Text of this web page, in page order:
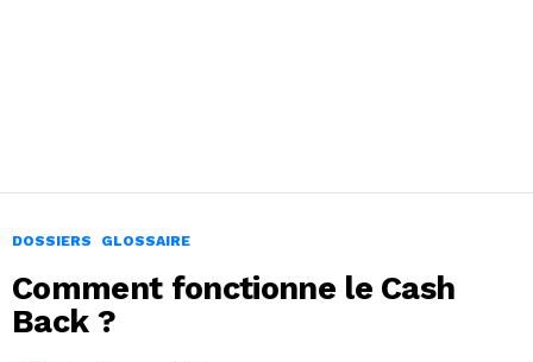
DOSSIERS GLOSSAIRE
Comment fonctionne le Cash
Back ?